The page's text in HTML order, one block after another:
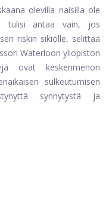
olevilla naisilla ole
tulisi antaa vain, jos
riskin sikiölle, selittää
Waterloon yliopiston
ovat keskenmenon
sulkeutumisen
synnytystä ja